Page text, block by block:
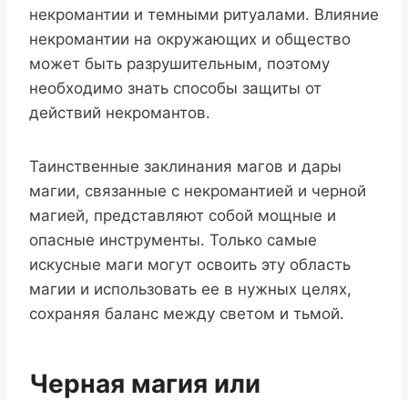
некромантии и темными ритуалами. Влияние
некромантии на окружающих и общество
может быть разрушительным, поэтому
необходимо знать способы защиты от
действий некромантов.
Таинственные заклинания магов и дары
магии, связанные с некромантией и черной
магией, представляют собой мощные и
опасные инструменты. Только самые
искусные маги могут освоить эту область
магии и использовать ее в нужных целях,
сохраняя баланс между светом и тьмой.
Черная магия или